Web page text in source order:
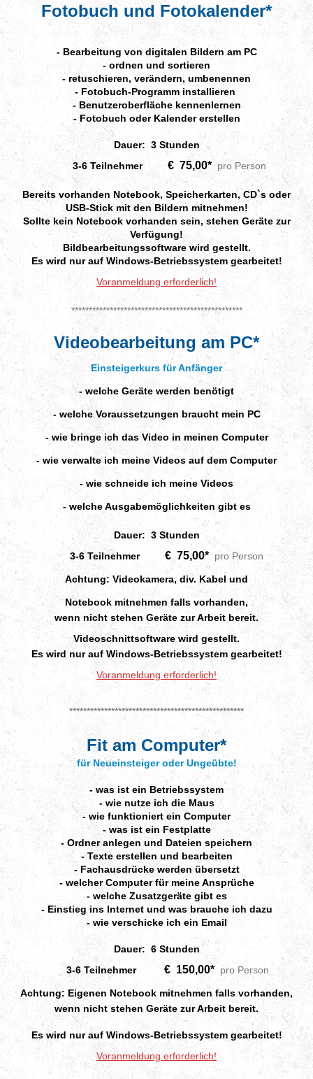
Fotobuch und Fotokalender*
- Bearbeitung von digitalen Bildern am PC
- ordnen und sortieren
- retuschieren, verändern, umbenennen
- Fotobuch-Programm installieren
- Benutzeroberfläche kennenlernen
- Fotobuch oder Kalender erstellen
Dauer: 3 Stunden
3-6 Teilnehmer € 75,00*pro Person
Bereits vorhanden Notebook, Speicherkarten, CD`s oder
USB-Stick mit den Bildern mitnehmen!
Sollte kein Notebook vorhanden sein, stehen Geräte zur
Verfügung!
Bildbearbeitungssoftware wird gestellt.
Es wird nur auf Windows-Betriebssystem gearbeitet!
Voranmeldung erforderlich!
*************************************************
Videobearbeitung am PC*
Einsteigerkurs für Anfänger
- welche Geräte werden benötigt
- welche Voraussetzungen braucht mein PC
- wie bringe ich das Video in meinen Computer
- wie verwalte ich meine Videos auf dem Computer
- wie schneide ich meine Videos
- welche Ausgabemöglichkeiten gibt es
Dauer: 3 Stunden
3-6 Teilnehmer € 75,00* pro Person
Achtung: Videokamera, div. Kabel und
Notebook mitnehmen falls vorhanden,
wenn nicht stehen Geräte zur Arbeit bereit.
Videoschnittsoftware wird gestellt.
Es wird nur auf Windows-Betriebssystem gearbeitet!
Voranmeldung erforderlich!
**************************************************
Fit am Computer*
für Neueinsteiger oder Ungeübte!
- was ist ein Betriebssystem
- wie nutze ich die Maus
- wie funktioniert ein Computer
- was ist ein Festplatte
- Ordner anlegen und Dateien speichern
- Texte erstellen und bearbeiten
- Fachausdrücke werden übersetzt
- welcher Computer für meine Ansprüche
- welche Zusatzgeräte gibt es
- Einstieg ins Internet und was brauche ich dazu
- wie verschicke ich ein Email
Dauer: 6 Stunden
3-6 Teilnehmer € 150,00*pro Person
Achtung: Eigenen Notebook mitnehmen falls vorhanden,
wenn nicht stehen Geräte zur Arbeit bereit.
Es wird nur auf Windows-Betriebssystem gearbeitet!
Voranmeldung erforderlich!